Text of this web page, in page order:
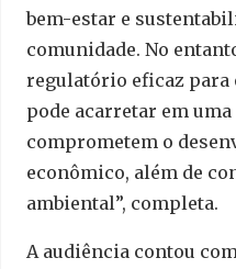
bem-estar e
comunidade. No
regulatório eficaz para
pode acarretar em
comprometem o
econômico, além de
ambiental”, completa.
A audiência contou